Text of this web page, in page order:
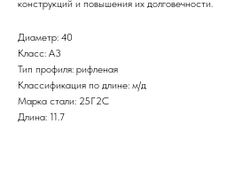
конструкций и повышения их долговечности.
Диаметр: 40
Класс: А3
Тип профиля: рифленая
Классификация по длине: м/д
Марка стали: 25Г2С
Длина: 11.7